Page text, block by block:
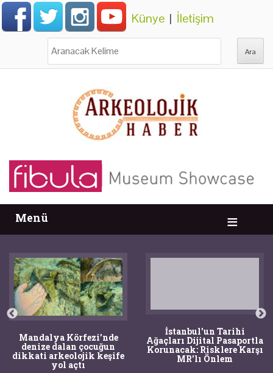
Künye | İletişim
Menü
Mandalya Körfezi’nde
denize dalan çocuğun
dikkati arkeolojik keşife
yol açtı
İstanbul'un Tarihi
Ağaçları Dijital Pasaportla
Korunacak: Risklere Karşı
MR'lı Önlem